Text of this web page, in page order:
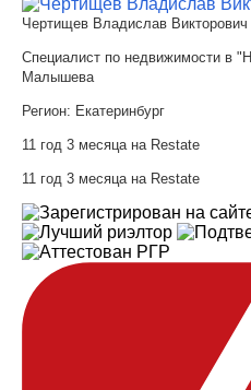
Чертищев Владислав Викторович
Специалист по недвижимости в
Малышева
Регион: Екатеринбург
11 год 3 месяца на Restate
11 год 3 месяца на Restate